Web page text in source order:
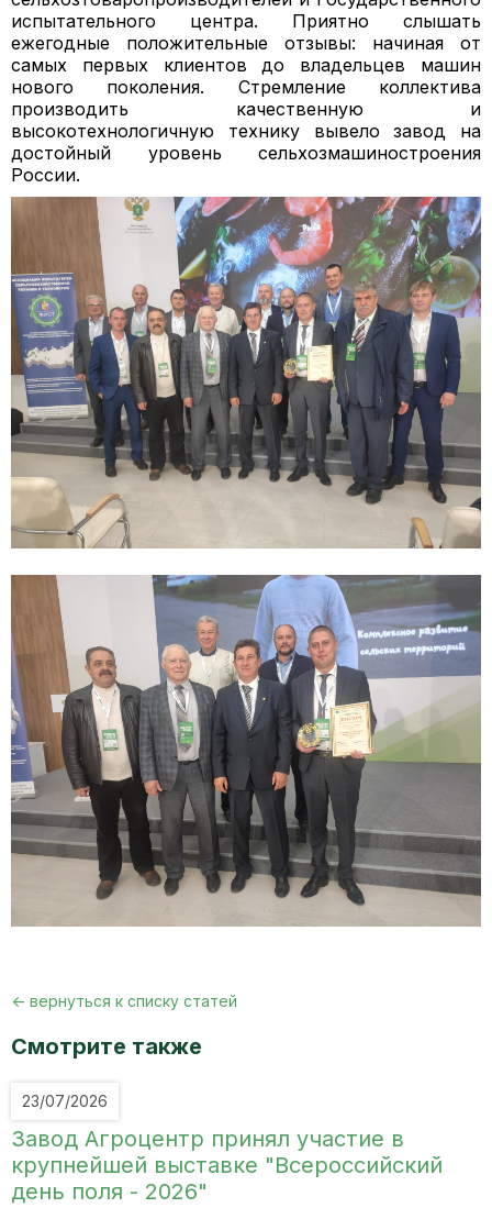
испытательного центра. Приятно слышать
ежегодные положительные отзывы: начиная от
самых первых клиентов до владельцев машин
нового поколения. Стремление коллектива
производить качественную и
высокотехнологичную технику вывело завод на
достойный уровень сельхозмашиностроения
России.
<- вернуться к списку статей
Смотрите также
23/07/2026
Завод Агроцентр принял участие в
крупнейшей выставке "Всероссийский
день поля - 2026"